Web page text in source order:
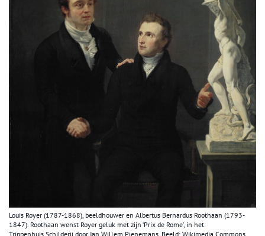
Louis Royer (1787-1868), beeldhouwer en Albertus Bernardus Roothaan (1793-
1847). Roothaan wenst Royer geluk met zijn ‘Prix de Rome’, in het
Trippenhuis.Schilderij door Jan Willem Pienemans. Beeld: Wikimedia Commons